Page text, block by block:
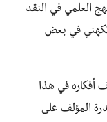
العلمي في النقد
تكهني في بعض
أفكاره في هذا
المؤلف على